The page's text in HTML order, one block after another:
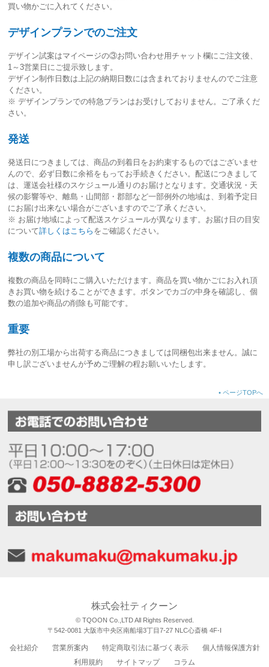
買い物かごに入れてください。
デザインプランでのご注文
デザイン試案はマイページの③お問い合わせ用チャット欄にご注文後、
1～3営業日 にご提示致します。
デザイン制作日数は上記の納期日数には含まれておりませんのでご注意
ください。
※ デザインプランでの特急プランはお受けしておりません。ご了承くだ
さい。
発送
発送日につきましては、商品の到着日をお約束するものではございませ
んので、必ず日数に余裕をもってお手続きください。配送につきまして
は、運送会社様のスケジュール通りのお届けとなります。交通状況・天
候の影響等や、離島・山間部・郡部など一部例外の地域は、到着予定日
にお届け出来ない場合がございますのでご了承ください。
※ お届け地域によって配送スケジュールが異なります。お届け日の目安
について詳しくはこちら をご確認ください。
複数の商品について
複数の商品を同時にご購入いただけます。商品を買い物かごにお入れ頂
きお買い物を続けることができます。ボタンでカゴの中身を確認し、個
数の追加や商品の削除も可能です。
重要
弊社の別工場から出荷する商品につきましては同梱包出来ません。誠に
申し訳ございませんが予めご理解の程お願いいたします。
• ページTOPへ
株式会社ティクーン
© TQOON Co.,LTD All Rights Reserved.
〒542-0081 大阪市中央区南船場3丁目7-27 NLC心斎橋 4F-I
会社紹介 営業所案内 特定商取引法に基づく表示
個人情報保護方針
利用規約
サイトマップ コラム